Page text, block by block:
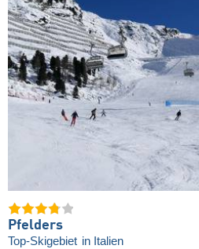
Pfelders
Top-Skigebiet in Italien